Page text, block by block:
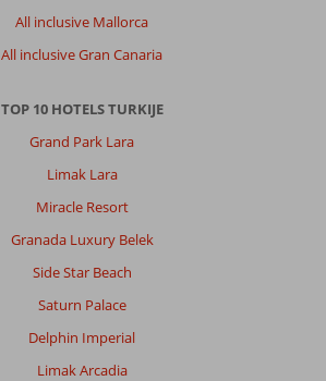
All inclusive Mallorca
All inclusive Gran Canaria
TOP 10 HOTELS TURKIJE
Grand Park Lara
Limak Lara
Miracle Resort
Granada Luxury Belek
Side Star Beach
Saturn Palace
Delphin Imperial
Limak Arcadia